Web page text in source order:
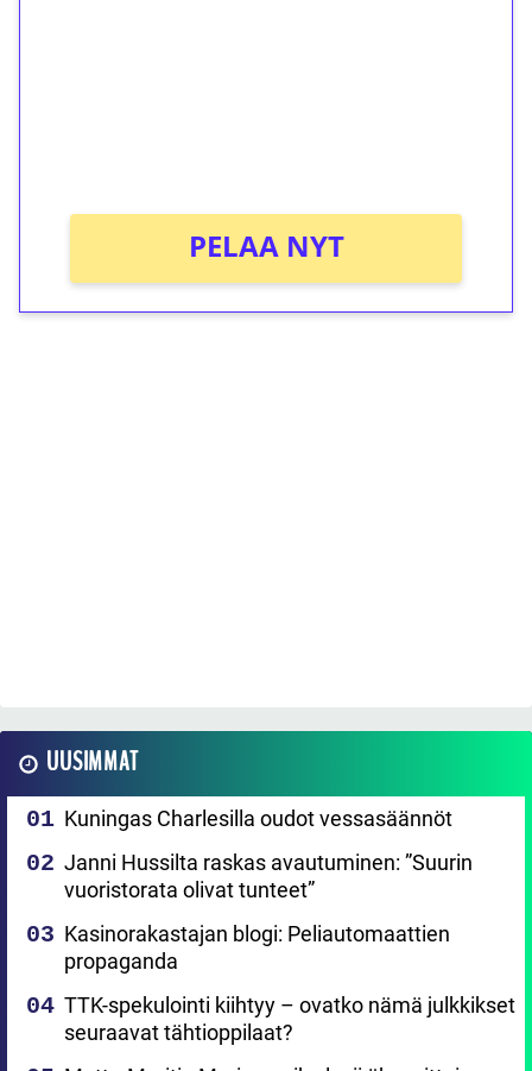
PELAA NYT
UUSIMMAT
Kuningas Charlesilla oudot vessasäännöt
Janni Hussilta raskas avautuminen: ”Suurin
vuoristorata olivat tunteet”
Kasinorakastajan blogi: Peliautomaattien
propaganda
TTK-spekulointi kiihtyy – ovatko nämä julkkikset
seuraavat tähtioppilaat?